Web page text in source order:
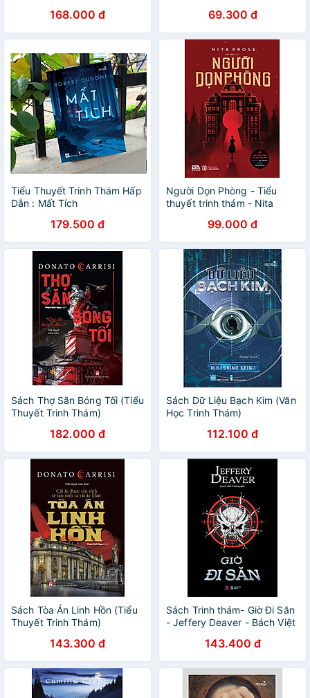
168.000 đ
Woolrich - Phúc Minh Books
69.300 đ
Tiểu Thuyết Trinh Thám Hấp
Dẫn : Mất Tích
179.500 đ
Người Dọn Phòng - Tiểu
thuyết trinh thám - Nita
99.000 đ
Sách Thợ Săn Bóng Tối (Tiểu
Thuyết Trinh Thám)
182.000 đ
Sách Dữ Liệu Bạch Kim (Văn
Học Trinh Thám)
112.100 đ
Sách Tòa Án Linh Hồn (Tiểu
Thuyết Trinh Thám)
143.300 đ
Sách Trinh thám- Giờ Đi Săn
- Jeffery Deaver - Bách Việt
143.400 đ